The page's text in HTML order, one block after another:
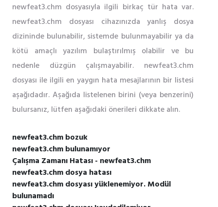
newfeat3.chm dosyasıyla ilgili birkaç tür hata var.
newfeat3.chm dosyası cihazınızda yanlış dosya
dizininde bulunabilir, sistemde bulunmayabilir ya da
kötü amaçlı yazılım bulaştırılmış olabilir ve bu
nedenle düzgün çalışmayabilir. newfeat3.chm
dosyası ile ilgili en yaygın hata mesajlarının bir listesi
aşağıdadır. Aşağıda listelenen birini (veya benzerini)
bulursanız, lütfen aşağıdaki önerileri dikkate alın.
newfeat3.chm bozuk
newfeat3.chm bulunamıyor
Çalışma Zamanı Hatası - newfeat3.chm
newfeat3.chm dosya hatası
newfeat3.chm dosyası yüklenemiyor. Modül
bulunamadı